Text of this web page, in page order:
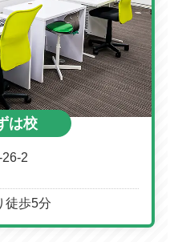
は校
2
徒歩5分